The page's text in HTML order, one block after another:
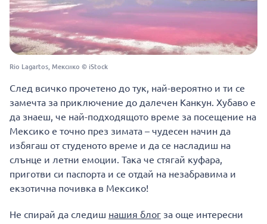
Rio Lagartos, Мексико © iStock
След всичко прочетено до тук, най-вероятно и ти се
замечта за приключение до далечен Канкун. Хубаво е
да знаеш, че най-подходящото време за посещение на
Мексико е точно през зимата – чудесен начин да
избягаш от студеното време и да се насладиш на
слънце и летни емоции. Така че стягай куфара,
приготви си паспорта и се отдай на незабравима и
екзотична почивка в Мексико!
Не спирай да следиш нашия блог за още интересни